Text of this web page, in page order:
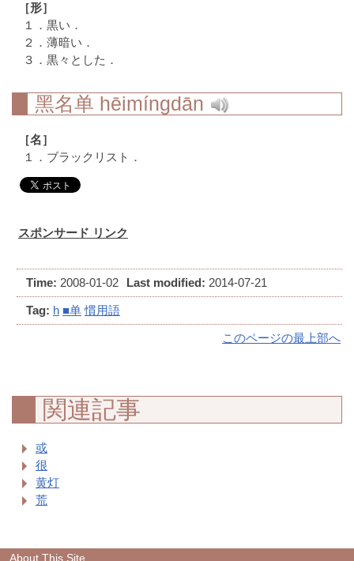
［形］
１．黒い．
２．薄暗い．
３．黒々とした．
黑名单 hēimíngdān
［名］
１．ブラックリスト．
スポンサード リンク
Time: 2008-01-02 Last modified: 2014-07-21
Tag: h ■单 慣用語
このページの最上部へ
関連記事
或
很
黄灯
荒
About This Site